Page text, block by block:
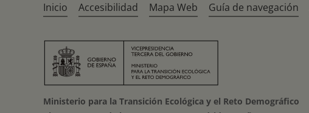
Inicio Accesibilidad Mapa Web Guía de navegación
Ministerio para la Transición Ecológica y el Reto Demográfico